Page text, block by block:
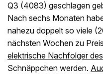
Q3 (4083) geschlagen
Nach sechs Monaten
nahezu doppelt so viele
nächsten Wochen zu
elektrische Nachfolger
Schnäppchen werden.